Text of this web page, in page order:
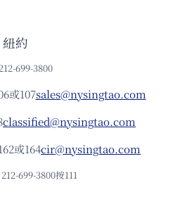
紐約
212-699-3800
或107sales@nysingtao.com
classified@nysingtao.com
或164cir@nysingtao.com
212-699-3800按111